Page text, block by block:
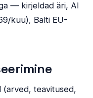
— kirjeldad äri, AI
kuu), Balti EU-
(arved, teavitused,